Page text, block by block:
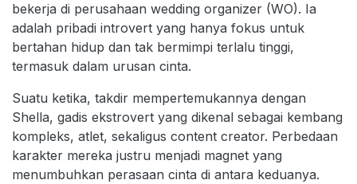
bekerja di perusahaan wedding organizer (WO). Ia
adalah pribadi introvert yang hanya fokus untuk
bertahan hidup dan tak bermimpi terlalu tinggi,
termasuk dalam urusan cinta.
Suatu ketika, takdir mempertemukannya dengan
Shella, gadis ekstrovert yang dikenal sebagai kembang
kompleks, atlet, sekaligus content creator. Perbedaan
karakter mereka justru menjadi magnet yang
menumbuhkan perasaan cinta di antara keduanya.